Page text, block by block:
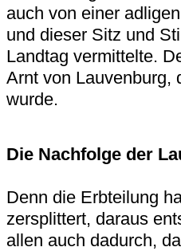
auch von einer
und dieser Sitz und
Landtag vermittelte.
Arnt von Lauvenburg,
wurde.
Die Nachfolge der
Denn die Erbteilung
zersplittert, daraus
allen auch dadurch,